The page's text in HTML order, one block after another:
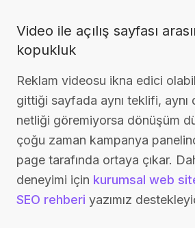
Video ile açılış sayfası
kopukluk
Reklam videosu ikna edici
gittiği sayfada aynı teklifi, aynı
netliği göremiyorsa dönüşüm
çoğu zaman kampanya
page tarafında ortaya çıkar.
deneyimi için kurumsal web
SEO rehberi yazımız